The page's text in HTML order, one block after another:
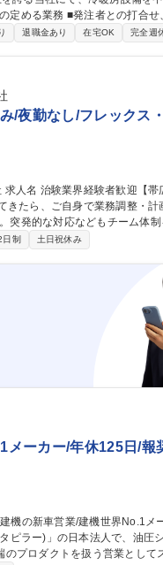
請業者との工事打
工程管理・安全管理・品質管理
退職金あり 在宅OK 完全週
/夜勤なし/フレックス
突発的な対応などもチーム体
修後、3ヵ月のOJTの中で徐々
、周囲に相談しやすい環境です。
クス・在宅勤務可
日制 土日祝休み
メーカー/年休125日/報
プロダクトを扱う営業として